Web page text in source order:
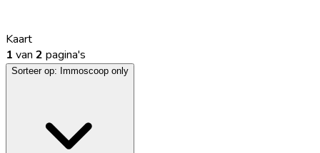
Kaart
1 van 2 pagina's
Sorteer op: Immoscoop only